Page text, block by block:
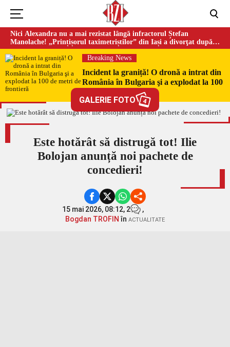
Nici Alexandra nu a mai rezistat lângă infractorul Ștefan
Manolache! „Prințișorul taximetriștilor” din Iași a divorţat după
doi ani de căsnicie
Breaking News
Incident la graniță! O dronă a intrat din
România în Bulgaria şi a explodat la 100
de metri de frontieră
GALERIE FOTO 4
Este hotărât să distrugă tot! Ilie
Bolojan anunță noi pachete de
concedieri!
15 mai 2026, 08:12, 2
,
Bogdan TROFIN în ACTUALITATE